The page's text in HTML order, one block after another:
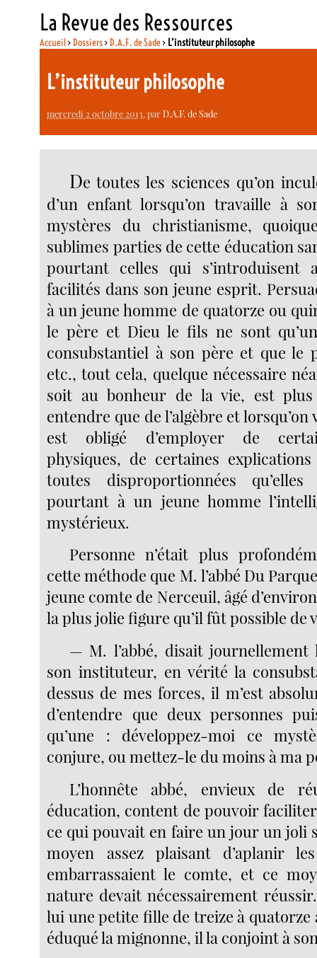
La Revue des Ressources
Accueil> Dossiers> D.A.F. de Sade> L’instituteur philosophe
L’instituteur philosophe
mercredi 2 octobre 2013, parD.A.F. de Sade
De toutes les sciences qu’on
d’un enfant lorsqu’on travaille à
mystères du christianisme,
sublimes parties de cette éducation
pourtant celles qui s’introduisent
facilités dans son jeune esprit.
à un jeune homme de quatorze ou
le père et Dieu le fils ne sont
consubstantiel à son père et que le
etc., tout cela, quelque nécessaire
soit au bonheur de la vie, est
entendre que de l’algèbre et
est obligé d’employer de
physiques, de certaines
toutes disproportionnées
pourtant à un jeune homme
mystérieux.
Personne n’était plus
cette méthode que M. l’abbé Du
jeune comte de Nerceuil, âgé
la plus jolie figure qu’il fût possible de
— M. l’abbé, disait
son instituteur, en vérité la
dessus de mes forces, il m’est
d’entendre que deux personnes
qu’une : développez-moi ce
conjure, ou mettez-le du moins à ma
L’honnête abbé, envieux de
éducation, content de pouvoir
ce qui pouvait en faire un jour un joli
moyen assez plaisant d’aplanir
embarrassaient le comte, et ce
nature devait nécessairement
lui une petite fille de treize à quatorze
éduqué la mignonne, il la conjoint à